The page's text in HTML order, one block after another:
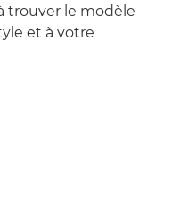
trouver le modèle
et à votre